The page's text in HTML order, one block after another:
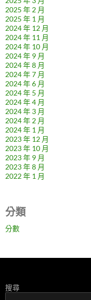
2025 年 2 月
2025 年 1 月
2024 年 12 月
2024 年 11 月
2024 年 10 月
2024 年 9 月
2024 年 8 月
2024 年 7 月
2024 年 6 月
2024 年 5 月
2024 年 4 月
2024 年 3 月
2024 年 2 月
2024 年 1 月
2023 年 12 月
2023 年 10 月
2023 年 9 月
2023 年 8 月
2022 年 1 月
分類
分數
搜尋